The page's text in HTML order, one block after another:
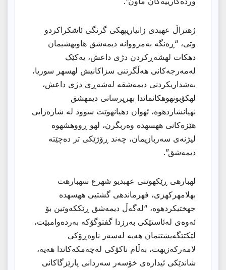
ژهنراڵ عهبدی زانیارییهكی گرنگی ئاشكراكردو
وتی، “ڕەنگە بەمزووانە دیمەشق هاوبهشیمان
دهكات لهشەڕكردن دژی داعش، یەکێک
لەمەرجەکانی هەڵگرتنی سزاکانیش لهسهر سوریا،
بەشداریكردنی دیمەشقە لەشەڕی دژی داعش،
لهكۆبونهوهكانماندا بهرپرسانی دیمهشق
نهیانشاردهوه، ئهوان دهیانهوێت سوود لە شارەزایی
هێزەکانی ههسهده وەربگرن، لهو ڕووهشهوه
لیژنەی سەربازیمان، چەند ڕۆژێکی تر دەچێتە
دیمەشق”.
لهبارهی ڕێكهوتنی عهبدیو شهرع سهبارهت
بهلامهركهزی، فهرماندهی گشتیی ههسهده
جهختیكردهوه، “لەگەڵ دیمەشق ڕێککەوتین بۆ
ئەوەی لەئاستێکی بەرزدا گفتوگۆکە بەردەوامبێت،
لێکتێگەیشتنمان هەیە لەسەر ناوەڕۆکی
لامەرکەزیهت، بەڵام ناکۆکی لەچەمکەکاندا هەیە،
شاندێکی ئیدارەی خۆسەر سەردانی پارێزگاکانی